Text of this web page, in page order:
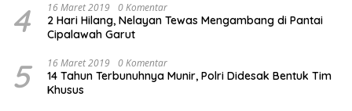
4 16 Maret 2019 0 Komentar
2 Hari Hilang, Nelayan Tewas Mengambang di Pantai
Cipalawah Garut
5 16 Maret 2019 0 Komentar
14 Tahun Terbunuhnya Munir, Polri Didesak Bentuk Tim
Khusus